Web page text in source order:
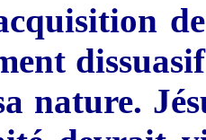
nature.